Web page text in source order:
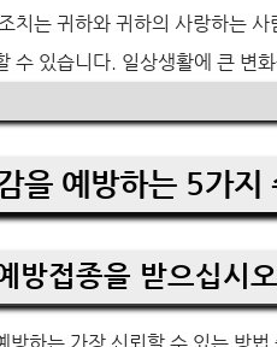
치는 귀하와 귀하의 사랑하는
수 있습니다. 일상생활에 큰 변
을 예방하는 5가지
방접종을 받으십시